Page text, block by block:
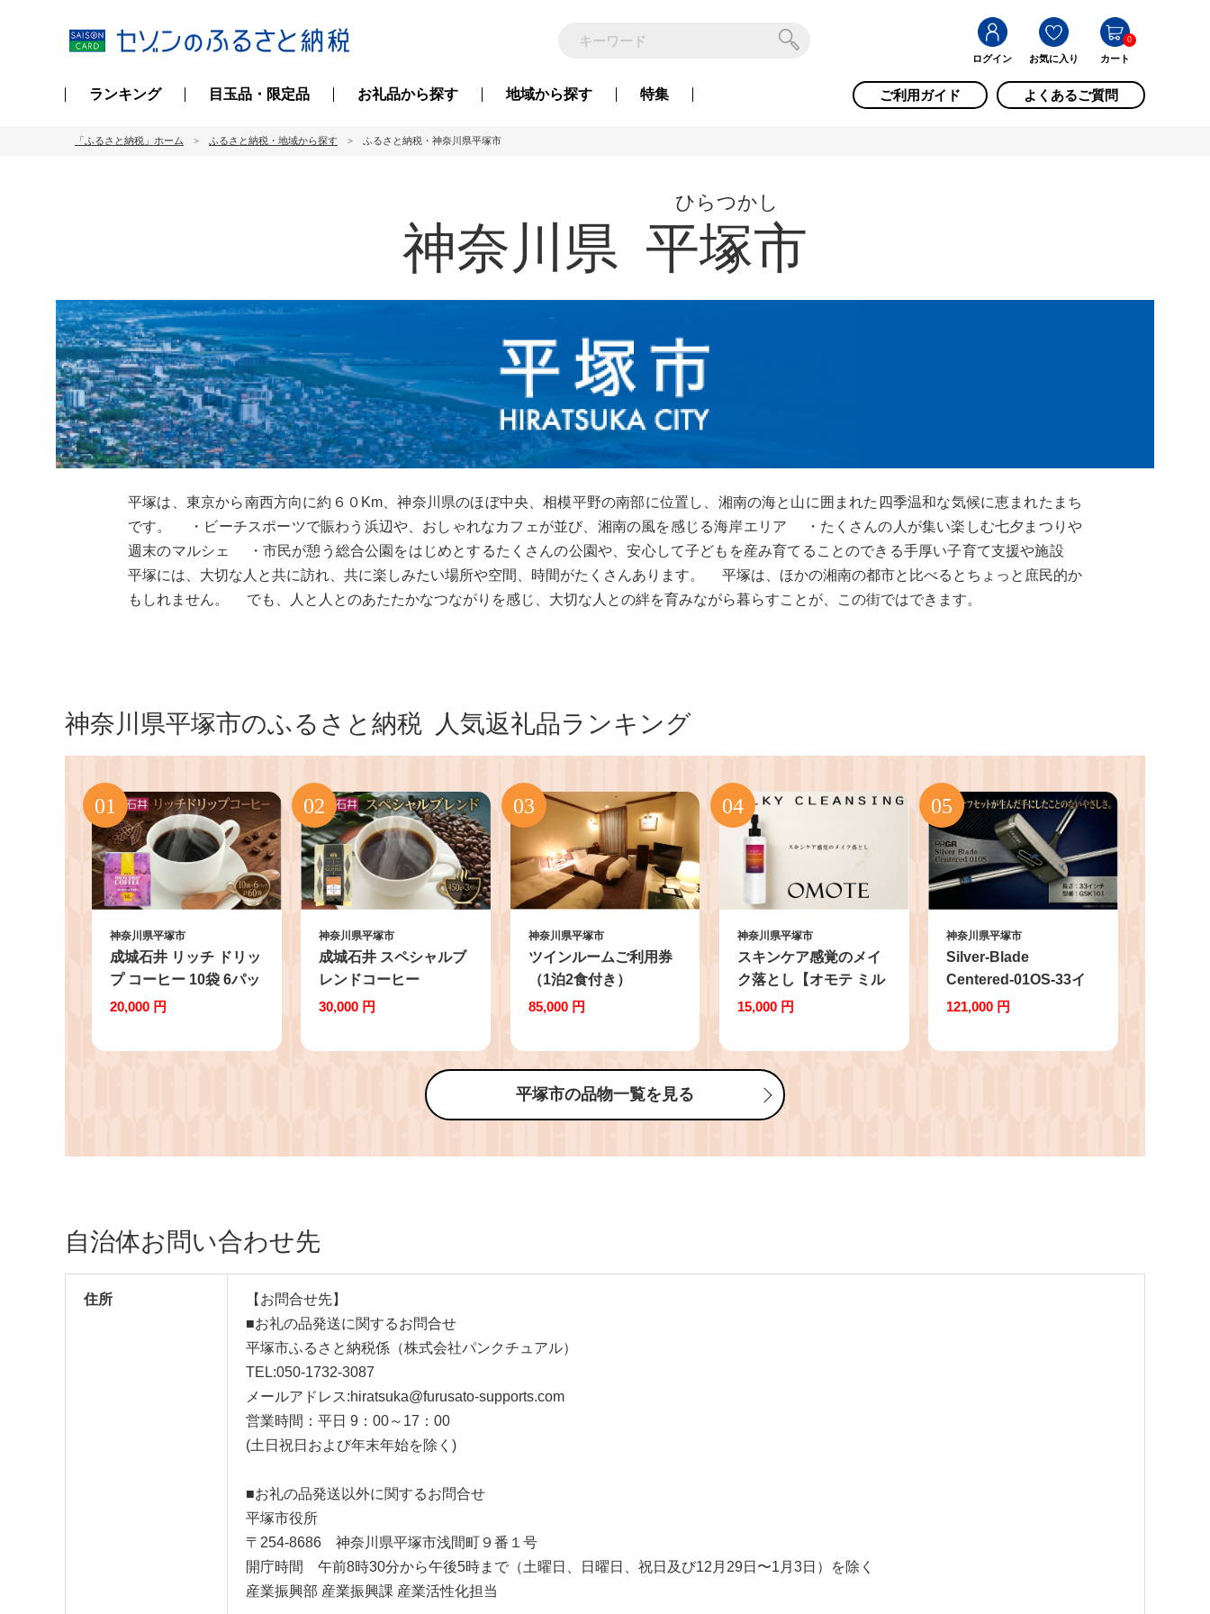
ログイン お気に入り カート
0
ランキング 目玉品・限定品 お礼品から探す 地域から探す 特集 ご利用ガイド よくあるご質問
「ふるさと納税」ホーム ふるさと納税・地域から探す ふるさと納税・神奈川県平塚市
神奈川県 平塚市
ひらつかし
平塚は、東京から南西方向に約６０Km、神奈川県のほぼ中央、相模平野の南部に位置し、湘南の海と山に囲まれた四季温和な気候に恵まれたまち
です。 ・ビーチスポーツで賑わう浜辺や、おしゃれなカフェが並び、湘南の風を感じる海岸エリア ・たくさんの人が集い楽しむ七夕まつりや
週末のマルシェ ・市民が憩う総合公園をはじめとするたくさんの公園や、安心して子どもを産み育てることのできる手厚い子育て支援や施設
平塚には、大切な人と共に訪れ、共に楽しみたい場所や空間、時間がたくさんあります。 平塚は、ほかの湘南の都市と比べるとちょっと庶民的か
もしれません。 でも、人と人とのあたたかなつながりを感じ、大切な人との絆を育みながら暮らすことが、この街ではできます。
神奈川県平塚市のふるさと納税 人気返礼品ランキング
神奈川県平塚市
成城石井 リッチ ドリッ
プ コーヒー 10袋 6パッ
ク 計60パック こーひー
簡単 アラビカ種 ドリッ
プ珈琲 どりっぷ ドリッ
プパック ギフト 送料無
料 神奈川県 平塚市
20,000 円
神奈川県平塚市
成城石井 スペシャルブ
レンドコーヒー
450g×3パック 珈琲 豆
カ種 プレゼント ギフト
送料無料 神奈川県 平塚
30,000 円
神奈川県平塚市
ツインルームご利用券
（1泊2食付き）
85,000 円
神奈川県平塚市
スキンケア感覚のメイ
ク落とし【オモテ ミル
キークレンジング】
15,000 円
神奈川県平塚市
Silver-Blade
Centered-01OS-33イ
ンチ (GSK101) 【
121,000 円
平塚市の品物一覧を見る
自治体お問い合わせ先
住所
【お問合せ先】
■お礼の品発送に関するお問合せ
平塚市ふるさと納税係（株式会社パンクチュアル）
TEL:050-1732-3087
メールアドレス:hiratsuka@furusato-supports.com
営業時間：平日 9：00～17：00
(土日祝日および年末年始を除く)
■お礼の品発送以外に関するお問合せ
平塚市役所
〒254-8686 神奈川県平塚市浅間町９番１号
開庁時間 午前8時30分から午後5時まで（土曜日、日曜日、祝日及び12月29日〜1月3日）を除く
産業振興部 産業振興課 産業活性化担当